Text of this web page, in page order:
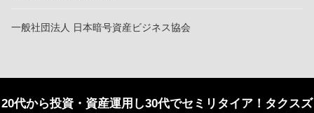
一般社団法人 日本暗号資産ビジネス協会
20代から投資・資産運用し30代でセミリタイア！タクスズ